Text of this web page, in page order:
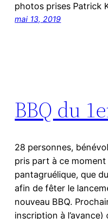
photos prises Patrick
mai 13, 2019
BBQ du
28 personnes,
pris part à ce
pantagruélique, que
afin de fêter le
nouveau BBQ.
inscription à